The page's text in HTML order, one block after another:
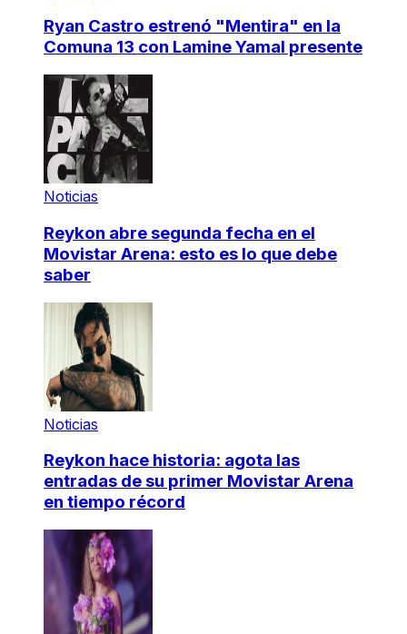
Ryan Castro estrenó "Mentira" en la
Comuna 13 con Lamine Yamal presente
Noticias
Reykon abre segunda fecha en el
Movistar Arena: esto es lo que debe
saber
Noticias
Reykon hace historia: agota las
entradas de su primer Movistar Arena
en tiempo récord